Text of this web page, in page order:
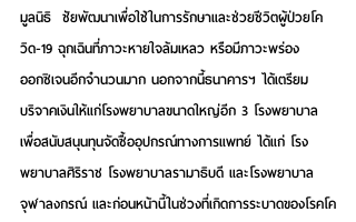
มูลนิธิ  ชัยพัฒนาเพื่อใช้ในการรักษาและช่วยชีวิตผู้ป่วยโค
วิด-19 ฉุกเฉินที่ภาวะหายใจล้มเหลว หรือมีภาวะพร่อง
ออกซิเจนอีกจำนวนมาก นอกจากนี้ธนาคารฯ ได้เตรียม
บริจาคเงินให้แก่โรงพยาบาลขนาดใหญ่อีก 3 โรงพยาบาล
เพื่อสนับสนุนทุนจัดซื้ออุปกรณ์ทางการแพทย์ ได้แก่ โรง
พยาบาลศิริราช โรงพยาบาลรามาธิบดี และโรงพยาบาล
จุฬาลงกรณ์ และก่อนหน้านี้ในช่วงที่เกิดการระบาดของโรคโค